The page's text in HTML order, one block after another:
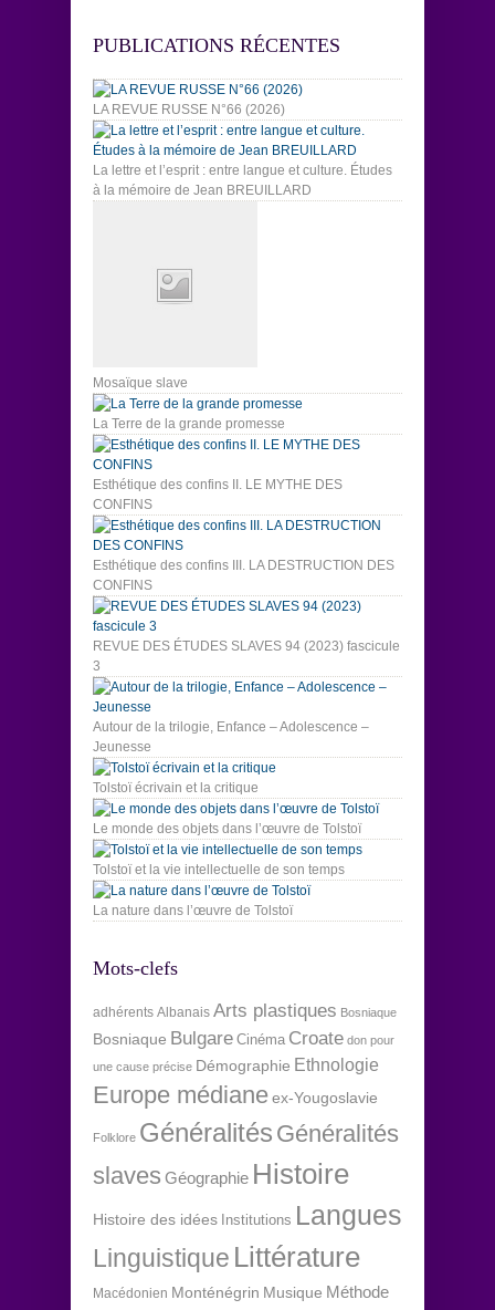
PUBLICATIONS RÉCENTES
LA REVUE RUSSE N°66 (2026)
La lettre et l’esprit : entre langue et culture. Études
à la mémoire de Jean BREUILLARD
Mosaïque slave
La Terre de la grande promesse
Esthétique des confins II. LE MYTHE DES
CONFINS
Esthétique des confins III. LA DESTRUCTION DES
CONFINS
REVUE DES ÉTUDES SLAVES 94 (2023) fascicule
3
Autour de la trilogie, Enfance – Adolescence –
Jeunesse
Tolstoï écrivain et la critique
Le monde des objets dans l’œuvre de Tolstoï
Tolstoï et la vie intellectuelle de son temps
La nature dans l’œuvre de Tolstoï
Mots-clefs
adhérents Albanais Arts plastiques Bosniaque
Bosniaque Bulgare Cinéma Croate don pour
une cause précise Démographie Ethnologie
Europe médianeex-Yougoslavie
Folklore Généralités Généralités
slaves Géographie Histoire
Histoire des idées Institutions Langues
Linguistique Littérature
Macédonien Monténégrin Musique Méthode